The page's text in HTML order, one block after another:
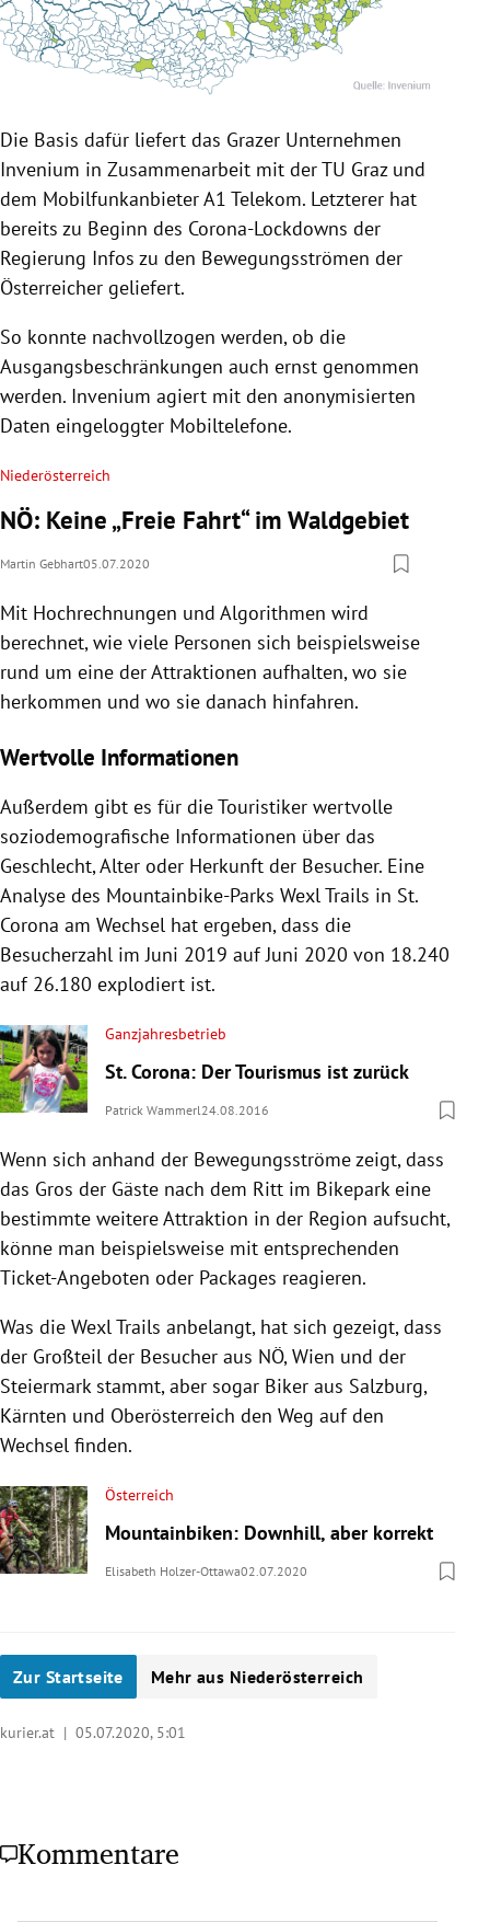
Die Basis dafür liefert das Grazer Unternehmen
Invenium in Zusammenarbeit mit der TU Graz und
dem Mobilfunkanbieter A1 Telekom. Letzterer hat
bereits zu Beginn des Corona-Lockdowns der
Regierung Infos zu den Bewegungsströmen der
Österreicher geliefert.
So konnte nachvollzogen werden, ob die
Ausgangsbeschränkungen auch ernst genommen
werden. Invenium agiert mit den anonymisierten
Daten eingeloggter Mobiltelefone.
Niederösterreich
NÖ: Keine „Freie Fahrt“ im Waldgebiet
Martin Gebhart05.07.2020
Mit Hochrechnungen und Algorithmen wird
berechnet, wie viele Personen sich beispielsweise
rund um eine der Attraktionen aufhalten, wo sie
herkommen und wo sie danach hinfahren.
Wertvolle Informationen
Außerdem gibt es für die Touristiker wertvolle
soziodemografische Informationen über das
Geschlecht, Alter oder Herkunft der Besucher. Eine
Analyse des Mountainbike-Parks Wexl Trails in St.
Corona am Wechsel hat ergeben, dass die
Besucherzahl im Juni 2019 auf Juni 2020 von 18.240
auf 26.180 explodiert ist.
Ganzjahresbetrieb
St. Corona: Der Tourismus ist zurück
Patrick Wammerl24.08.2016
Wenn sich anhand der Bewegungsströme zeigt, dass
das Gros der Gäste nach dem Ritt im Bikepark eine
bestimmte weitere Attraktion in der Region aufsucht,
könne man beispielsweise mit entsprechenden
Ticket-Angeboten oder Packages reagieren.
Was die Wexl Trails anbelangt, hat sich gezeigt, dass
der Großteil der Besucher aus NÖ, Wien und der
Steiermark stammt, aber sogar Biker aus Salzburg,
Kärnten und Oberösterreich den Weg auf den
Wechsel finden.
Österreich
Mountainbiken: Downhill, aber korrekt
Elisabeth Holzer-Ottawa02.07.2020
Zur Startseite Mehr aus Niederösterreich
kurier.at | 05.07.2020, 5:01
Kommentare